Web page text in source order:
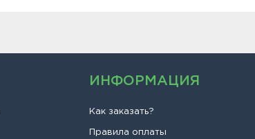
ИНФОРМАЦИЯ
Как заказать?
Правила оплаты